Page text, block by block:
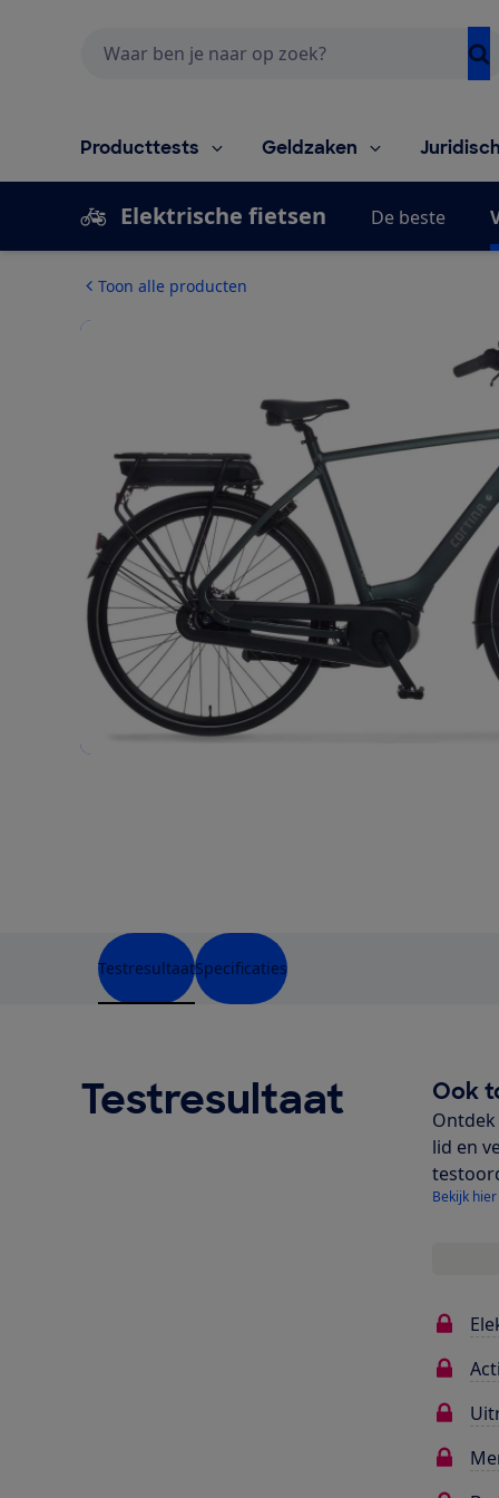
Producttests Geldzaken
Elektrische fietsen De beste
Toon alle producten
TestresultaatSpecificaties
Testresultaat Ook
lid en
Bekijk